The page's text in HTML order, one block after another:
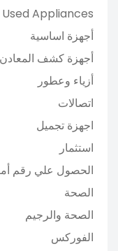
Used Appliances
أجهزة اساسية
أجهزة كشف المعادن
أزياء وعطور
اتصالات
اجهزة تجميل
استثمار
الحصول علي رقم
الصحة
الصحة والرجيم
الفوركس